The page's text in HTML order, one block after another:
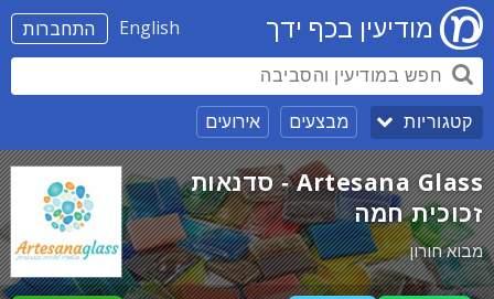
התחברות English מודיעין בכף ידך
קטגוריות מבצעים אירועים
Artesana Glass - סדנאות
זכוכית חמה
מבוא חורון